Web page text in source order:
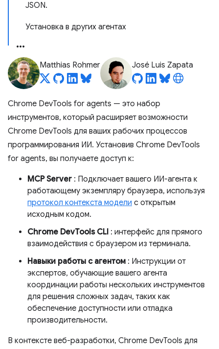
JSON.
Установка в других агентах
Matthias Rohmer José Luis Zapata
Chrome DevTools for agents — это набор
инструментов, который расширяет возможности
Chrome DevTools для ваших рабочих процессов
программирования ИИ. Установив Chrome DevTools
for agents, вы получаете доступ к:
MCP Server : Подключает вашего ИИ-агента к
работающему экземпляру браузера, используя
протокол контекста модели с открытым
исходным кодом.
Chrome DevTools CLI : интерфейс для прямого
взаимодействия с браузером из терминала.
Навыки работы с агентом : Инструкции от
экспертов, обучающие вашего агента
координации работы нескольких инструментов
для решения сложных задач, таких как
обеспечение доступности или отладка
производительности.
В контексте веб-разработки, Chrome DevTools для